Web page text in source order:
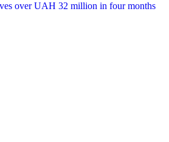
over UAH 32 million in four months